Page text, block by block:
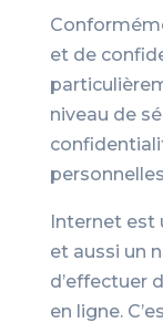
et de
niveau de
Internet est
et aussi un
d’effectuer
en ligne.